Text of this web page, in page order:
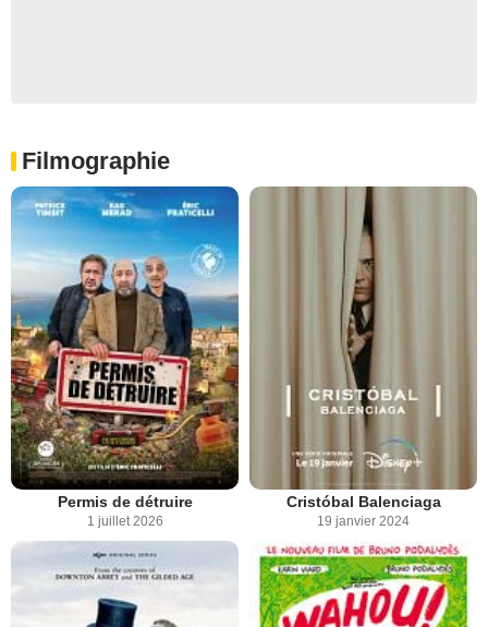
Filmographie
Permis de détruire
1 juillet 2026
Cristóbal Balenciaga
19 janvier 2024